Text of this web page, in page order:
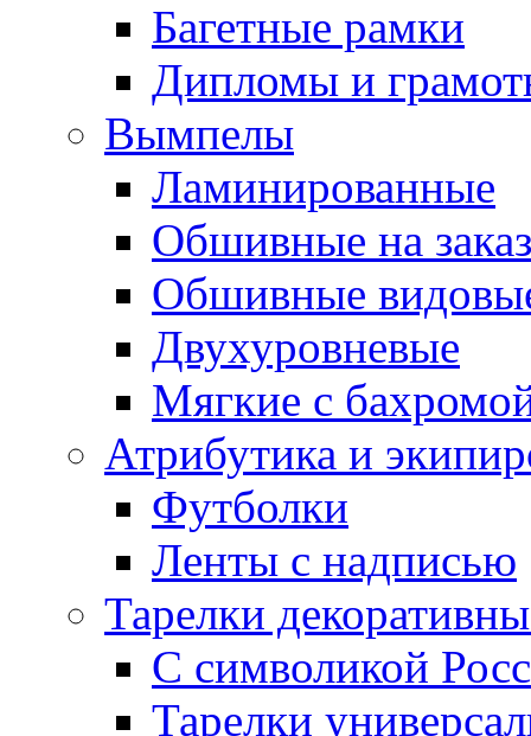
Багетные рамки
Дипломы и
Вымпелы
Ламинированные
Обшивные на заказ
Обшивные
Двухуровневые
Мягкие с
Атрибутика и
Футболки
Ленты с надписью
Тарелки
С символикой
Тарелки